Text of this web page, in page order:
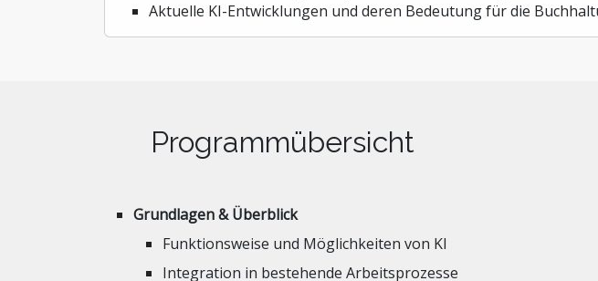
Aktuelle KI-Entwicklungen und deren Bedeutung für die
Programmübersicht
Grundlagen & Überblick
Funktionsweise und Möglichkeiten von KI
Integration in bestehende Arbeitsprozesse